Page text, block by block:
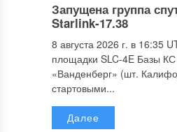
Запущена группа
Starlink-17.38
8 августа 2026 г. в 16:35
площадки SLC-4E Базы
«Ванденберг» (шт.
стартовыми...
Далее